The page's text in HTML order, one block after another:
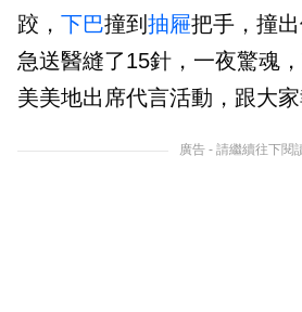
跤， 下巴撞到 抽屜把手，撞
急送醫縫了15針，一夜驚魂
美美地出席代言活動，跟大家
廣告 - 請繼續往下閱